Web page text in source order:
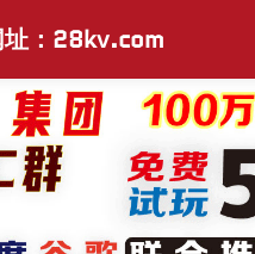
址：28kv.com